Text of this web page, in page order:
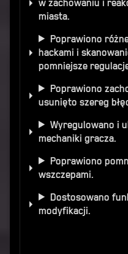
w zachowaniu i
miasta.
Poprawiono
hackami i
pomniejsze
Poprawiono
usunięto szereg
Wyregulowano i
mechaniki gracza.
Poprawiono
wszczepami.
Dostosowano
modyfikacji.